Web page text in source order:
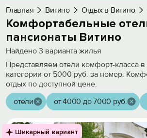
Добавить свой объект
Главная Витино Отдых в Витино
Комфортабельные
пансионаты Витино
Найдено 3 варианта жилья
Представляем отели комфорт-класса
категории от 5000 руб. за номер.
отдых по доступной цене.
отели
от 4000 до 7000 руб.
Шикарный вариант